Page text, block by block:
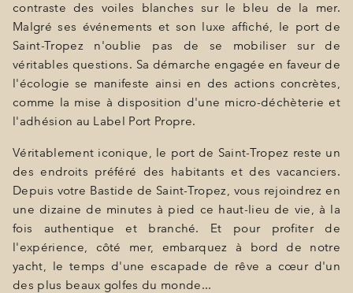
contraste des voiles blanches sur le bleu de la mer.
Malgré ses événements et son luxe affiché, le port de
Saint-Tropez n'oublie pas de se mobiliser sur de
véritables questions. Sa démarche engagée en faveur de
l'écologie se manifeste ainsi en des actions concrètes,
comme la mise à disposition d'une micro-déchèterie et
l'adhésion au Label Port Propre.
Véritablement iconique, le port de Saint-Tropez reste un
des endroits préféré des habitants et des vacanciers.
Depuis votre Bastide de Saint-Tropez, vous rejoindrez en
une dizaine de minutes à pied ce haut-lieu de vie, à la
fois authentique et branché. Et pour profiter de
l'expérience, côté mer, embarquez à bord de notre
yacht, le temps d'une escapade de rêve a cœur d'un
des plus beaux golfes du monde...